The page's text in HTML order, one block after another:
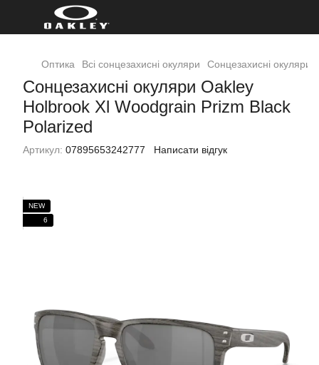
Оптика Всі сонцезахисні окуляри Cонцезахисні
Cонцезахисні окуляри Oakley
Holbrook Xl Woodgrain Prizm Black
Polarized
Артикул: 07895653242777 Написати відгук
NEW
6